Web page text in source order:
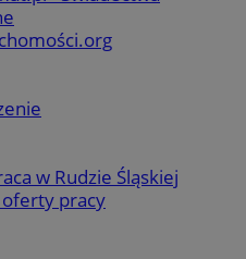
w Rudzie Śląskiej
pracy